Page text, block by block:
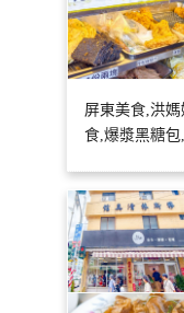
屏東美食,洪
食,爆漿黑糖